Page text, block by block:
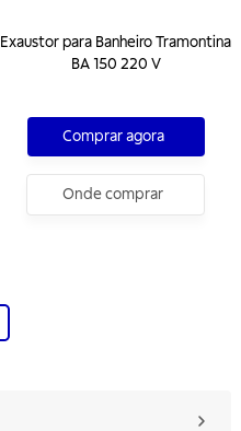
Exaustor para Banheiro Tramontina
BA 150 220 V
Comprar agora
Onde comprar